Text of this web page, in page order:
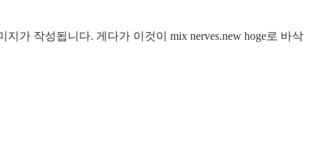
가 작성됩니다. 게다가 이것이 mix nerves.new hoge로 바삭